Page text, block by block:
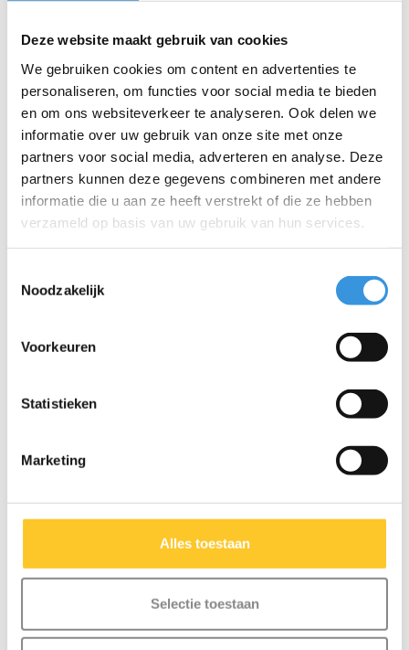
Deze website maakt gebruik van cookies
We gebruiken cookies om content en advertenties te
personaliseren, om functies voor social media te bieden
en om ons websiteverkeer te analyseren. Ook delen we
informatie over uw gebruik van onze site met onze
partners voor social media, adverteren en analyse. Deze
partners kunnen deze gegevens combineren met andere
informatie die u aan ze heeft verstrekt of die ze hebben
verzameld op basis van uw gebruik van hun services.
Noodzakelijk
Voorkeuren
Statistieken
Marketing
Alles toestaan
Selectie toestaan
*
Telefoon:
Onderwerp:*
* Verplichte velden
Contact & openingstijden
Retourneren